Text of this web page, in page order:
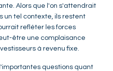
Alors que l'on s'attendrait
un tel contexte, ils restent
refléter les forces
être une complaisance
à revenu fixe.
questions quant